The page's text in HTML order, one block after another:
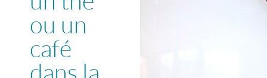
ou un
café
dans la